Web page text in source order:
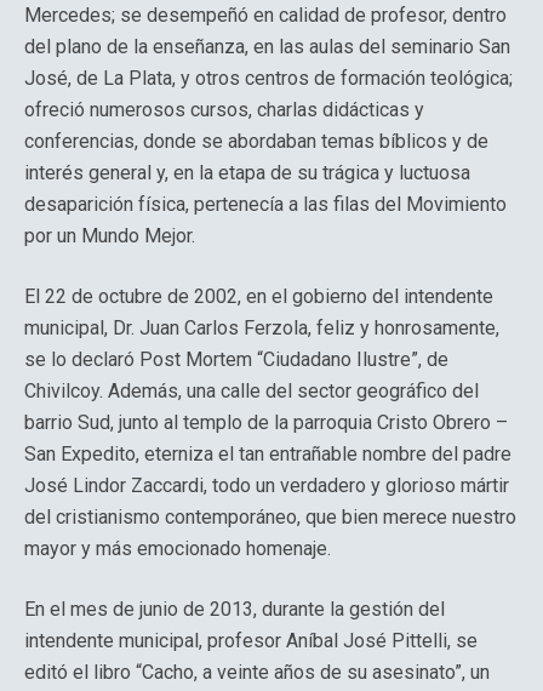
Mercedes; se desempeñó en calidad de profesor, dentro
del plano de la enseñanza, en las aulas del seminario San
José, de La Plata, y otros centros de formación teológica;
ofreció numerosos cursos, charlas didácticas y
conferencias, donde se abordaban temas bíblicos y de
interés general y, en la etapa de su trágica y luctuosa
desaparición física, pertenecía a las filas del Movimiento
por un Mundo Mejor.
El 22 de octubre de 2002, en el gobierno del intendente
municipal, Dr. Juan Carlos Ferzola, feliz y honrosamente,
se lo declaró Post Mortem “Ciudadano Ilustre”, de
Chivilcoy. Además, una calle del sector geográfico del
barrio Sud, junto al templo de la parroquia Cristo Obrero –
San Expedito, eterniza el tan entrañable nombre del padre
José Lindor Zaccardi, todo un verdadero y glorioso mártir
del cristianismo contemporáneo, que bien merece nuestro
mayor y más emocionado homenaje.
En el mes de junio de 2013, durante la gestión del
intendente municipal, profesor Aníbal José Pittelli, se
editó el libro “Cacho, a veinte años de su asesinato”, un